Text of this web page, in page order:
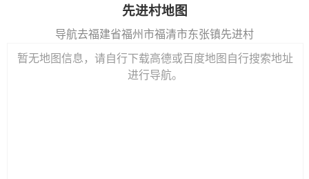
先进村地图
导航去福建省福州市福清市东张镇先进村
暂无地图信息，请自行下载高德或百度地图自行搜索地址
进行导航。